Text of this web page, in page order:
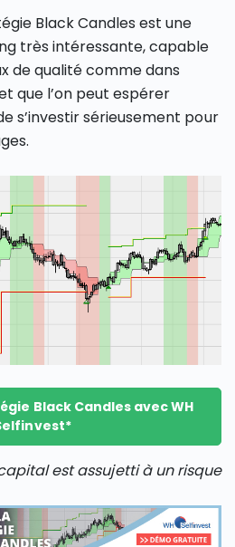
Black Candles est une
très intéressante, capable
de qualité comme dans
que l’on peut espérer
s’investir sérieusement pour
Black Candles avec WH
est assujetti à un risque